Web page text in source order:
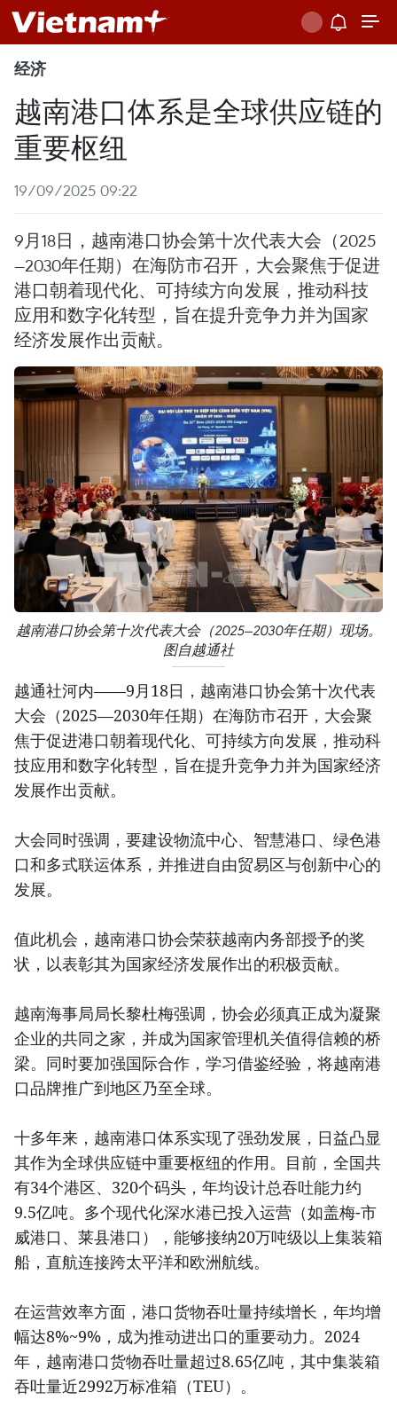
经济
越南港口体系是全球供应链的
重要枢纽
19/09/2025 09:22
9月18日，越南港口协会第十次代表大会（2025
—2030年任期）在海防市召开，大会聚焦于促进
港口朝着现代化、可持续方向发展，推动科技
应用和数字化转型，旨在提升竞争力并为国家
经济发展作出贡献。
越南港口协会第十次代表大会（2025—2030年任期）现场。
图自越通社
越通社河内——9月18日，越南港口协会第十次代表
大会（2025—2030年任期）在海防市召开，大会聚
焦于促进港口朝着现代化、可持续方向发展，推动科
技应用和数字化转型，旨在提升竞争力并为国家经济
发展作出贡献。
大会同时强调，要建设物流中心、智慧港口、绿色港
口和多式联运体系，并推进自由贸易区与创新中心的
发展。
值此机会，越南港口协会荣获越南内务部授予的奖
状，以表彰其为国家经济发展作出的积极贡献。
越南海事局局长黎杜梅强调，协会必须真正成为凝聚
企业的共同之家，并成为国家管理机关值得信赖的桥
梁。同时要加强国际合作，学习借鉴经验，将越南港
口品牌推广到地区乃至全球。
十多年来，越南港口体系实现了强劲发展，日益凸显
其作为全球供应链中重要枢纽的作用。目前，全国共
有34个港区、320个码头，年均设计总吞吐能力约
9.5亿吨。多个现代化深水港已投入运营（如盖梅-市
威港口、莱县港口），能够接纳20万吨级以上集装箱
船，直航连接跨太平洋和欧洲航线。
在运营效率方面，港口货物吞吐量持续增长，年均增
幅达8%~9%，成为推动进出口的重要动力。2024
年，越南港口货物吞吐量超过8.65亿吨，其中集装箱
吞吐量近2992万标准箱（TEU）。